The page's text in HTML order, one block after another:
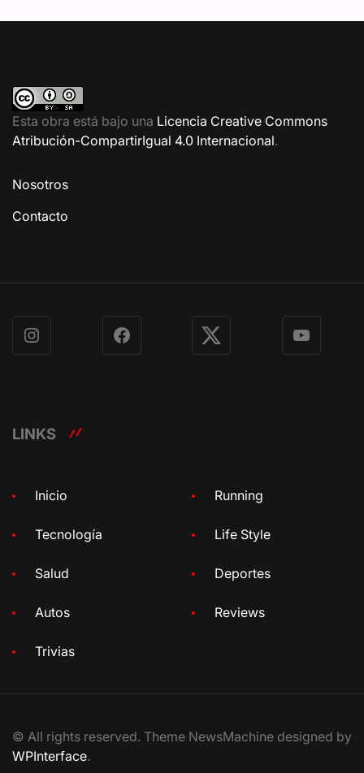
Esta obra está bajo una Licencia Creative Commons
Atribución-CompartirIgual 4.0 Internacional.
Nosotros
Contacto
Instagram Facebook X YouTube
LINKS
Inicio Running
Tecnología Life Style
Salud Deportes
Autos Reviews
Trivias
© All rights reserved. Theme NewsMachine designed by
WPInterface.